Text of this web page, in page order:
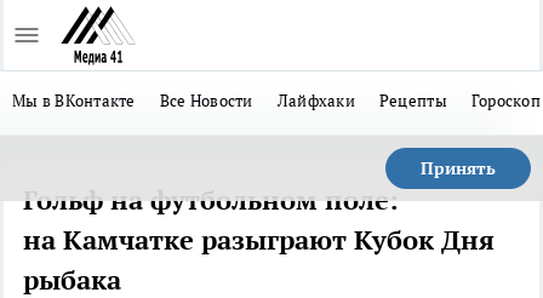
Мы в ВКонтакте Все Новости Лайфхаки Рецепты Гороскоп
Принять
Гольф на футбольном поле:
на Камчатке разыграют Кубок Дня
рыбака